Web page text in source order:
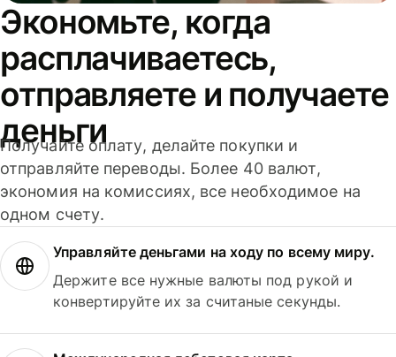
Экономьте, когда
расплачиваетесь,
отправляете и получаете
деньги
Получайте оплату, делайте покупки и
отправляйте переводы. Более 40 валют,
экономия на комиссиях, все необходимое на
одном счету.
Управляйте деньгами на ходу по всему миру.
Держите все нужные валюты под рукой и
конвертируйте их за считаные секунды.